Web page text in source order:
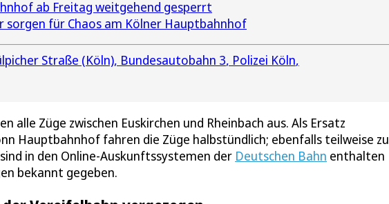
ab Freitag weitgehend gesperrt
sorgen für Chaos am Kölner Hauptbahnhof
Straße (Köln) Bundesautobahn 3 Polizei Köln
alle Züge zwischen Euskirchen und Rheinbach aus. Als Ersatz
Hauptbahnhof fahren die Züge halbstündlich; ebenfalls teilweise zu
in den Online-Auskunftssystemen der Deutschen Bahn enthalten
bekannt gegeben.